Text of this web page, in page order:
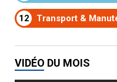
12 Transport &
VIDÉO DU MOIS